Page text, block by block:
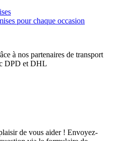
pour chaque occasion
à nos partenaires de transport
DPD et DHL
de vous aider ! Envoyez-